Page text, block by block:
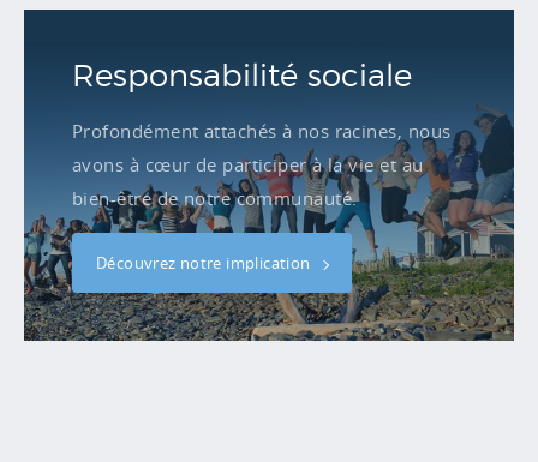
Responsabilité sociale
Profondément attachés à nos racines, nous
avons à cœur de participer à la vie et au
bien-être de notre communauté.
Découvrez notre implication